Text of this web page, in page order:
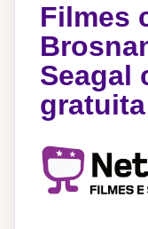
Filmes
Seagal